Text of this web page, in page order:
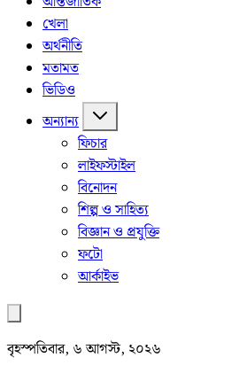
খেলা
অর্থনীতি
মতামত
ভিডিও
অন্যান্য
ফিচার
লাইফস্টাইল
বিনোদন
শিল্প ও সাহিত্য
বিজ্ঞান ও প্রযুক্তি
ফটো
আর্কাইভ
বৃহস্পতিবার, ৬ আগস্ট, ২০২৬